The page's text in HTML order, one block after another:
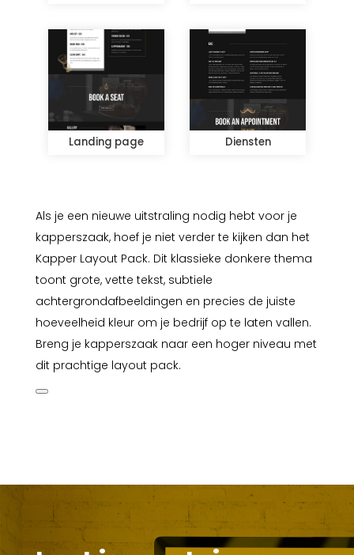
Als je een nieuwe uitstraling nodig hebt voor je
kapperszaak, hoef je niet verder te kijken dan het
Kapper Layout Pack. Dit klassieke donkere thema
toont grote, vette tekst, subtiele
achtergrondafbeeldingen en precies de juiste
hoeveelheid kleur om je bedrijf op te laten vallen.
Breng je kapperszaak naar een hoger niveau met
dit prachtige layout pack.
Landing page Diensten